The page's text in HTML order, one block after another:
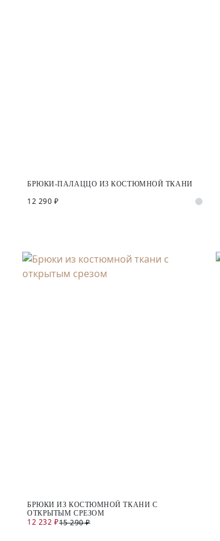
БРЮКИ-ПАЛАЦЦО ИЗ КОСТЮМНОЙ ТКАНИ
12 290 ₽
БРЮКИ ИЗ КОСТЮМНОЙ ТКАНИ С
ОТКРЫТЫМ СРЕЗОМ
12 232 ₽15 290 ₽